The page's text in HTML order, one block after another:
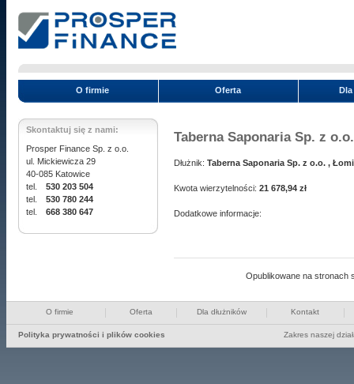
O firmie Oferta
Skontaktuj się z nami:
Prosper Finance Sp. z o.o.
ul. Mickiewicza 29
40-085 Katowice
tel.
530 203 504
tel.
530 780 244
tel.
668 380 647
Taberna Saponaria Sp. z o.o.
Dłużnik: Taberna Saponaria Sp. z o.o. ,
Kwota wierzytelności: 21 678,94 zł
Dodatkowe informacje:
Opublikowane na stronach
O firmie Oferta Dla dłużników Kontakt
Polityka prywatności i plików cookies Zakres naszej